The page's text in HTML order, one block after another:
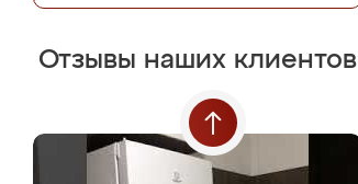
Отзывы наших клиентов